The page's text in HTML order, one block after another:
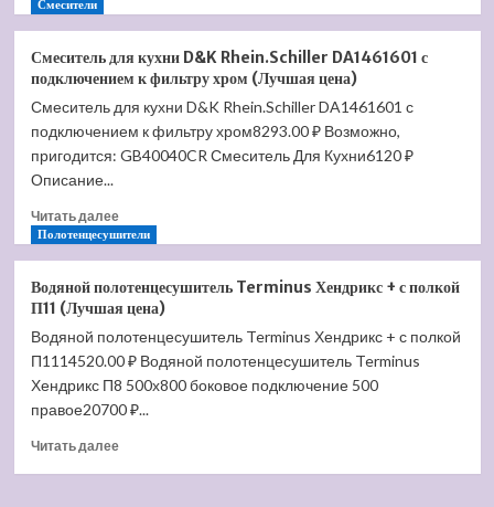
система
встроенная
Timo
Briana
SX-
(Лучшая
цена)
Смесители
Смеситель для кухни D&K Rhein.Schiller DA1461601 с
подключением к фильтру хром (Лучшая цена)
Смеситель для кухни D&K Rhein.Schiller DA1461601 с
подключением к фильтру хром8293.00 ₽ Возможно,
пригодится: GB40040CR Смеситель Для Кухни6120 ₽
Описание...
Читать далееПрочитать
больше
для
кухни
D&K
Rhein.Schiller
DA1461601
с
к
Полотенцесушители
Водяной полотенцесушитель Terminus Хендрикс + с полкой
П11 (Лучшая цена)
Водяной полотенцесушитель Terminus Хендрикс + с полкой
П1114520.00 ₽ Водяной полотенцесушитель Terminus
Хендрикс П8 500х800 боковое подключение 500
правое20700 ₽...
Читать далееПрочитать